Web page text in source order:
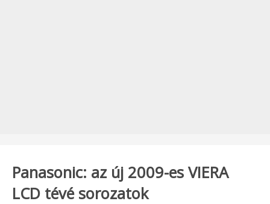
Panasonic: az új 2009-es VIERA
LCD tévé sorozatok